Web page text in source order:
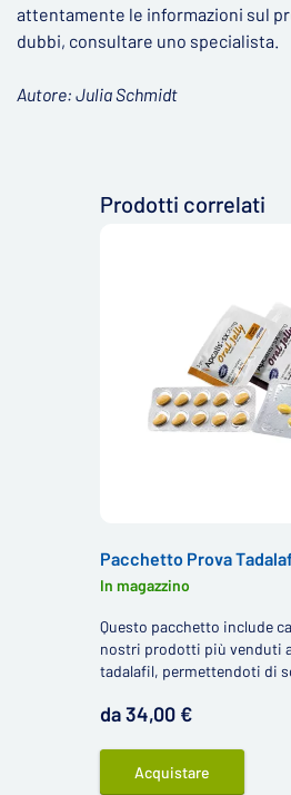
attentamente le informazioni sul
dubbi, consultare uno specialista.
Autore: Julia Schmidt
Prodotti correlati
Pacchetto Prova
In magazzino
Questo pacchetto include
nostri prodotti più venduti
tadalafil, permettendoti di
te.
da 34,00 €
Acquistare